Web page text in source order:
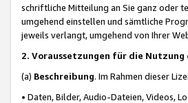
schriftliche Mitteilung an Sie ganz oder
umgehend einstellen und sämtliche
jeweils verlangt, umgehend von Ihrer
2. Voraussetzungen für die Nutzung
(a) Beschreibung. Im Rahmen dieser
• Daten, Bilder, Audio-Dateien, Videos,